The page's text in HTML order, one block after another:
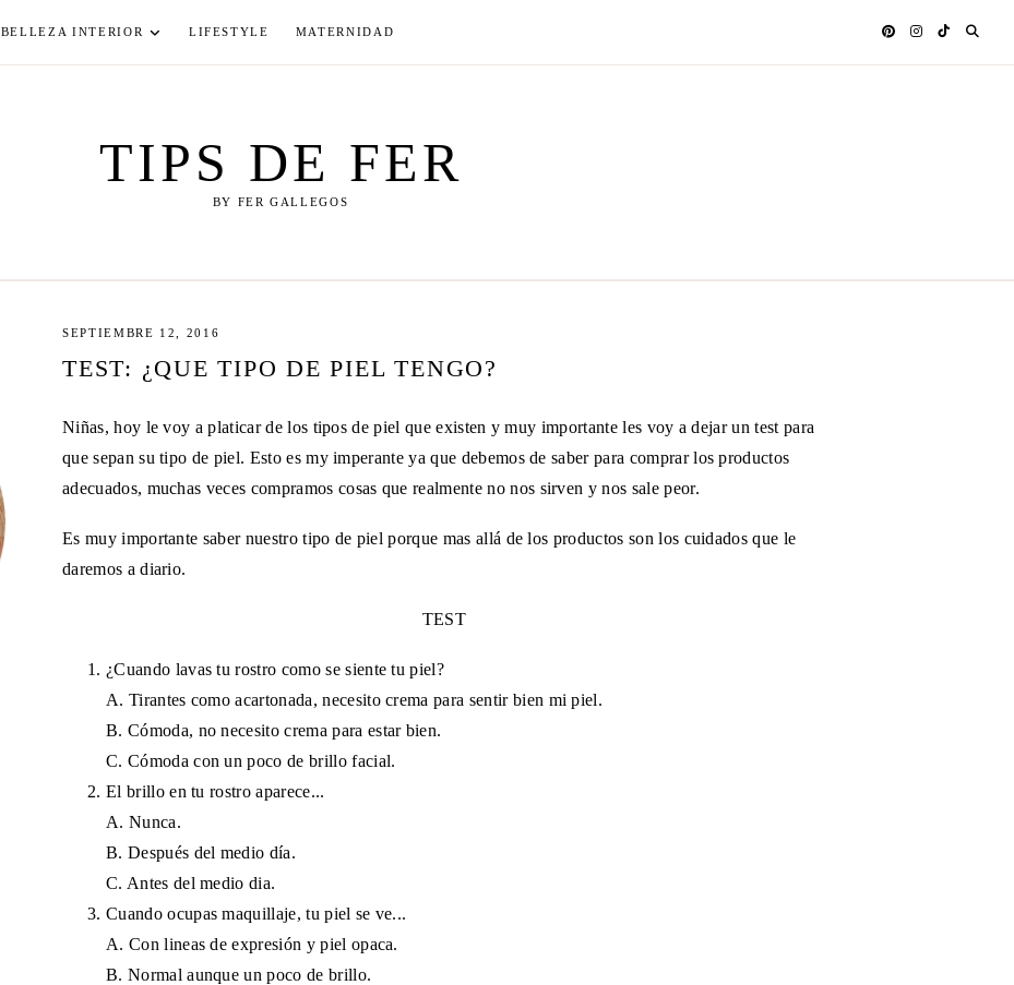
BELLEZA INTERIOR LIFESTYLE MATERNIDAD
TIPS DE FER
BY FER GALLEGOS
SEPTIEMBRE 12, 2016
TEST: ¿QUE TIPO DE PIEL TENGO?
Niñas, hoy le voy a platicar de los tipos de piel que existen y muy importante les voy a dejar un test para
que sepan su tipo de piel. Esto es my imperante ya que debemos de saber para comprar los productos
adecuados, muchas veces compramos cosas que realmente no nos sirven y nos sale peor.
Es muy importante saber nuestro tipo de piel porque mas allá de los productos son los cuidados que le
daremos a diario.
TEST
¿Cuando lavas tu rostro como se siente tu piel?
A. Tirantes como acartonada, necesito crema para sentir bien mi piel.
B. Cómoda, no necesito crema para estar bien.
C. Cómoda con un poco de brillo facial.
El brillo en tu rostro aparece...
A. Nunca.
B. Después del medio día.
C. Antes del medio dia.
Cuando ocupas maquillaje, tu piel se ve...
A. Con lineas de expresión y piel opaca.
B. Normal aunque un poco de brillo.